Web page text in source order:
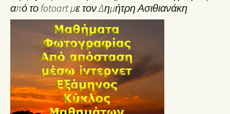
από το fotoart με τον Δημήτρη Ασιθιανάκη